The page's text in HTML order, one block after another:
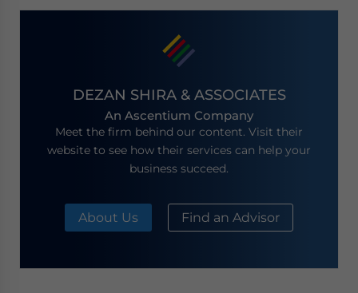
DEZAN SHIRA & ASSOCIATES
An Ascentium Company
Meet the firm behind our content. Visit their
website to see how their services can help your
business succeed.
About Us Find an Advisor